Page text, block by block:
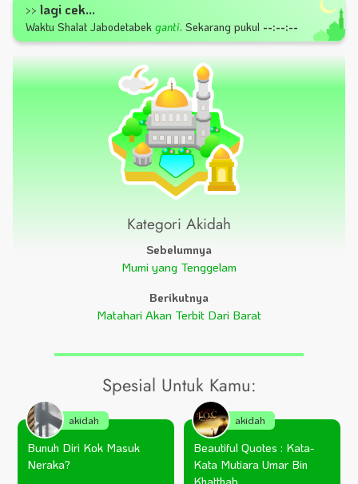
>> lagi cek...
Waktu Shalat Jabodetabek ganti. Sekarang pukul --:--:--
Kategori Akidah
Sebelumnya
Mumi yang Tenggelam
Berikutnya
Matahari Akan Terbit Dari Barat
Spesial Untuk Kamu:
Bunuh Diri Kok Masuk
Neraka?
akidah
Beautiful Quotes : Kata-
Kata Mutiara Umar Bin
akidah